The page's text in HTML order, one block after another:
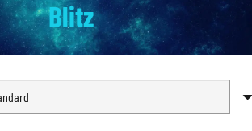
Blitz